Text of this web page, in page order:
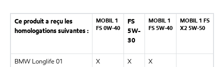
Ce produit a reçu les
homologations suivantes :
MOBIL 1
FS 0W-40
FS
5W-
30
MOBIL 1
FS 5W-40
MOBIL 1 FS
X2 5W-50
BMW Longlife 01 X X X